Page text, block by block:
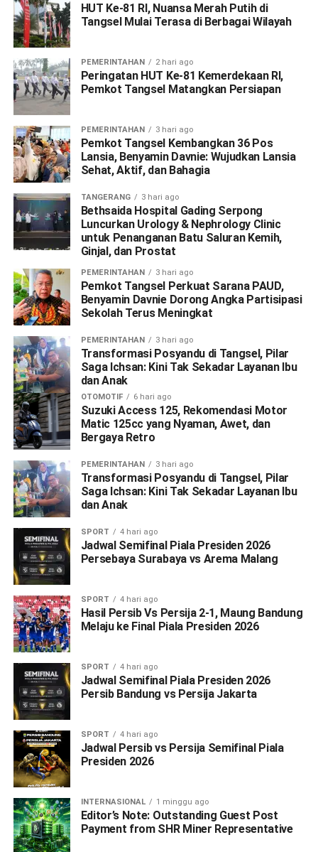
HUT Ke-81 RI, Nuansa Merah Putih di
Tangsel Mulai Terasa di Berbagai Wilayah
PEMERINTAHAN 2 hari ago
Peringatan HUT Ke-81 Kemerdekaan RI,
Pemkot Tangsel Matangkan Persiapan
PEMERINTAHAN 3 hari ago
Pemkot Tangsel Kembangkan 36 Pos
Lansia, Benyamin Davnie: Wujudkan Lansia
Sehat, Aktif, dan Bahagia
TANGERANG 3 hari ago
Bethsaida Hospital Gading Serpong
Luncurkan Urology & Nephrology Clinic
untuk Penanganan Batu Saluran Kemih,
Ginjal, dan Prostat
PEMERINTAHAN 3 hari ago
Pemkot Tangsel Perkuat Sarana PAUD,
Benyamin Davnie Dorong Angka Partisipasi
Sekolah Terus Meningkat
PEMERINTAHAN 3 hari ago
Transformasi Posyandu di Tangsel, Pilar
Saga Ichsan: Kini Tak Sekadar Layanan Ibu
dan Anak
OTOMOTIF 6 hari ago
Suzuki Access 125, Rekomendasi Motor
Matic 125cc yang Nyaman, Awet, dan
Bergaya Retro
PEMERINTAHAN 3 hari ago
Transformasi Posyandu di Tangsel, Pilar
Saga Ichsan: Kini Tak Sekadar Layanan Ibu
dan Anak
SPORT 4 hari ago
Jadwal Semifinal Piala Presiden 2026
Persebaya Surabaya vs Arema Malang
SPORT 4 hari ago
Hasil Persib Vs Persija 2-1, Maung Bandung
Melaju ke Final Piala Presiden 2026
SPORT 4 hari ago
Jadwal Semifinal Piala Presiden 2026
Persib Bandung vs Persija Jakarta
SPORT 4 hari ago
Jadwal Persib vs Persija Semifinal Piala
Presiden 2026
INTERNASIONAL 1 minggu ago
Editor’s Note: Outstanding Guest Post
Payment from SHR Miner Representative